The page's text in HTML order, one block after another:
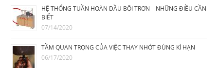
HỆ THỐNG TUẦN HOÀN DẦU BÔI TRƠN – NHỮNG ĐIỀU CẦN
BIẾT
07/14/2020
TẦM QUAN TRỌNG CỦA VIỆC THAY NHỚT ĐÚNG KÌ HẠN
06/17/2020